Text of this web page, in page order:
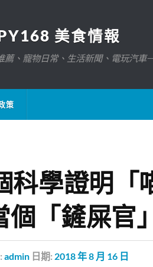
美食情報
薦、寵物日常、生活新聞、電玩汽
策
科學證明「
個「鏟屎官
admin 日期: 2018 年 8 月 16 日